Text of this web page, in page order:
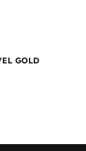
GOLD